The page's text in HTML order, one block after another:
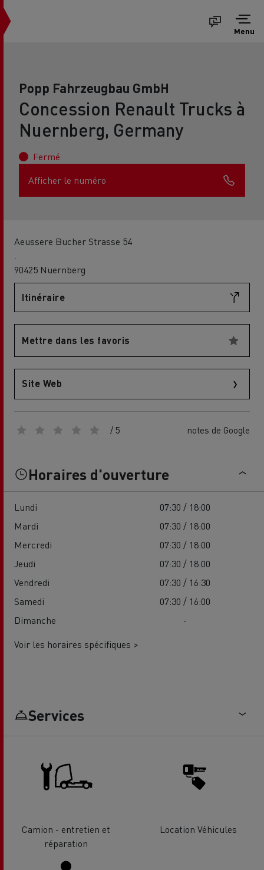
Menu
Popp Fahrzeugbau GmbH
Concession Renault Trucks à
Nuernberg, Germany
Fermé
Afficher le numéro
Aeussere Bucher Strasse 54
90425 Nuernberg
Itinéraire
Mettre dans les favoris
Site Web
/ 5 notes de Google
Horaires d'ouverture
Lundi
07:30 / 18:00
Mardi
07:30 / 18:00
Mercredi
07:30 / 18:00
Jeudi
07:30 / 18:00
Vendredi
07:30 / 16:30
Samedi
07:30 / 16:00
Dimanche
-
Voir les horaires spécifiques >
Services
Camion - entretien et
réparation
Location Véhicules